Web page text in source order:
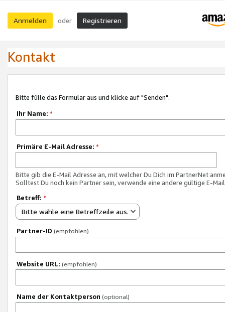
Anmelden oder Registrieren
Kontakt
Bitte fülle das Formular aus und klicke auf "Senden".
Ihr Name: *
Primäre E-Mail Adresse: *
Bitte gib die E-Mail Adresse an, mit welcher Du Dich im PartnerNet
Solltest Du noch kein Partner sein, verwende eine andere gültige E-
Betreff: *
Bitte wähle eine Betreffzeile aus.
Partner-ID (empfohlen)
Website URL: (empfohlen)
Name der Kontaktperson (optional)